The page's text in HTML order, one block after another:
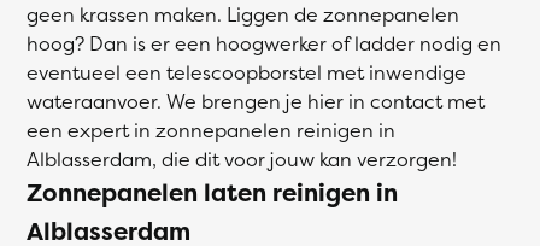
geen krassen maken. Liggen de zonnepanelen
hoog? Dan is er een hoogwerker of ladder nodig en
eventueel een telescoopborstel met inwendige
wateraanvoer. We brengen je hier in contact met
een expert in zonnepanelen reinigen in
Alblasserdam, die dit voor jouw kan verzorgen!
Zonnepanelen laten reinigen in
Alblasserdam